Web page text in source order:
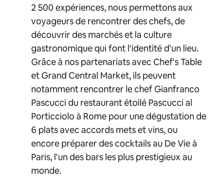
2 500 expériences, nous permettons aux
voyageurs de rencontrer des chefs, de
découvrir des marchés et la culture
gastronomique qui font l'identité d'un lieu.
Grâce à nos partenariats avec Chef's Table
et Grand Central Market, ils peuvent
notamment rencontrer le chef Gianfranco
Pascucci du restaurant étoilé Pascucci al
Porticciolo à Rome pour une dégustation de
6 plats avec accords mets et vins, ou
encore préparer des cocktails au De Vie à
Paris, l'un des bars les plus prestigieux au
monde.